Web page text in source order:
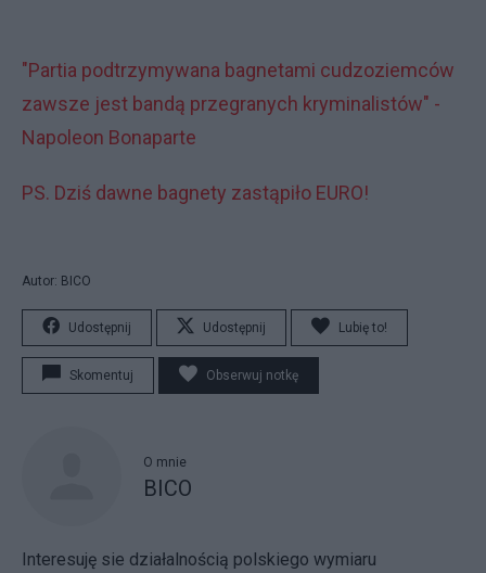
"Partia podtrzymywana bagnetami cudzoziemców
zawsze jest bandą przegranych kryminalistów" -
Napoleon Bonaparte
PS. Dziś dawne bagnety zastąpiło EURO!
Autor: BICO
Udostępnij Udostępnij Lubię to!
Skomentuj Obserwuj notkę
O mnie
BICO
Interesuję sie działalnością polskiego wymiaru